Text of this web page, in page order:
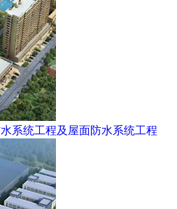
系统工程及屋面防水系统工程